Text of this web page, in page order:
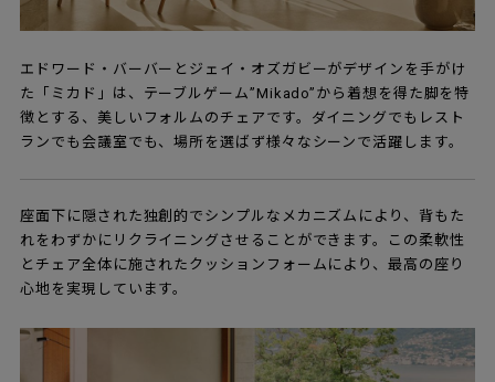
エドワード・バーバーとジェイ・オズガビーがデザインを手がけ
た「ミカド」は、テーブルゲーム”Mikado”から着想を得た脚を特
徴とする、美しいフォルムのチェアです。ダイニングでもレスト
ランでも会議室でも、場所を選ばず様々なシーンで活躍します。
座面下に隠された独創的でシンプルなメカニズムにより、背もた
れをわずかにリクライニングさせることができます。この柔軟性
とチェア全体に施されたクッションフォームにより、最高の座り
心地を実現しています。